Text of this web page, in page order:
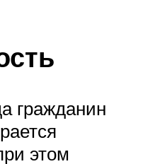
гражданин
этом